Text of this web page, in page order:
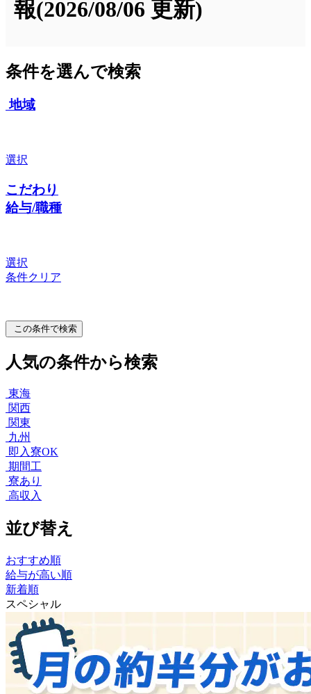
報(2026/08/06 更新)
条件を選んで検索
地域
選択
こだわり
給与/職種
選択
条件クリア
この条件で検索
人気の条件から検索
東海
関西
関東
九州
即入寮OK
期間工
寮あり
高収入
並び替え
おすすめ順
給与が高い順
新着順
スペシャル